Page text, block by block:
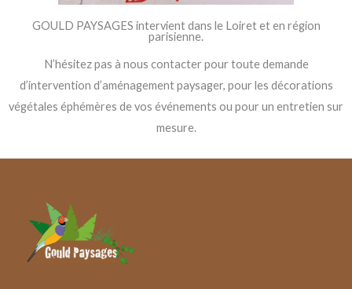
GOULD PAYSAGES intervient dans le Loiret et en région
parisienne.
N’hésitez pas à nous contacter pour toute demande
d’intervention d’aménagement paysager, pour les décorations
végétales éphémères de vos événements ou pour un entretien sur
mesure.